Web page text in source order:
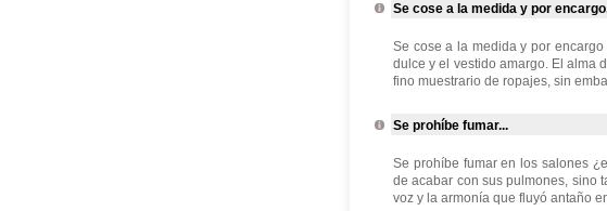
Se cose a la medida y por
Se cose a la medida y por
dulce y el vestido amargo. El alma
fino muestrario de ropajes, sin
Se prohíbe fumar...
Se prohíbe fumar en los salones
de acabar con sus pulmones, sino
voz y la armonía que fluyó antaño